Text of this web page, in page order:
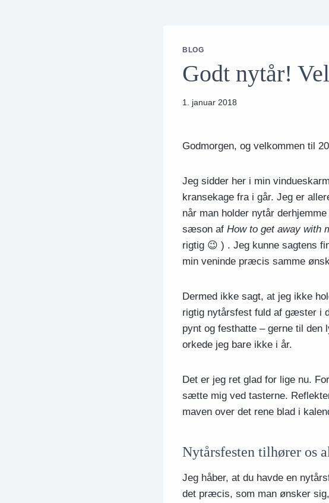
BLOG
Godt nytår!
1. januar 2018
Godmorgen, og velkommen til
Jeg sidder her i min
kransekage fra i går. Jeg er
når man holder nytår
sæson af How to get away with
rigtig 😉 ) . Jeg kunne sagtens
min veninde præcis samme
Dermed ikke sagt, at jeg ikke
rigtig nytårsfest fuld af gæster i
pynt og festhatte – gerne til den
orkede jeg bare ikke i år.
Det er jeg ret glad for lige nu.
sætte mig ved tasterne.
maven over det rene blad i
Nytårsfesten tilhører os
Jeg håber, at du havde en
det præcis, som man ønsker